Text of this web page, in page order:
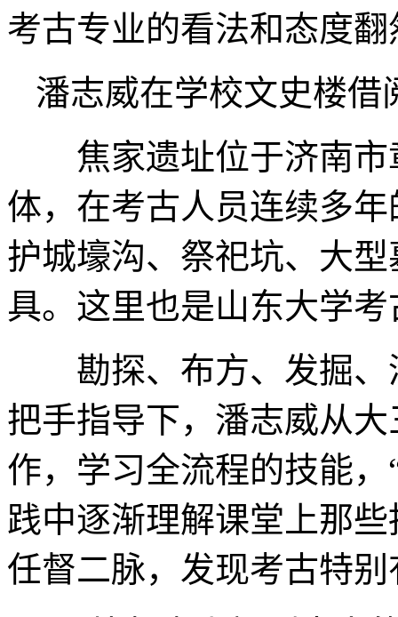
考古专业的看法和态度
潘志威在学校文史楼借
焦家遗址位于济南市
体，在考古人员连续多
护城壕沟、祭祀坑、大
具。这里也是山东大学
勘探、布方、发掘、
把手指导下，潘志威从
作，学习全流程的技能
践中逐渐理解课堂上那
任督二脉，发现考古特别